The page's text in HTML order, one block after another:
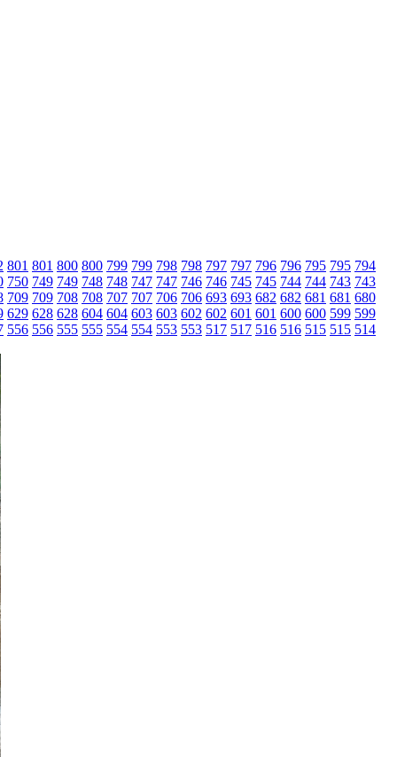
801 801 800 800 799 799 798 798 797 797 796 796 795 795 794
750 749 749 748 748 747 747 746 746 745 745 744 744 743 743
709 709 708 708 707 707 706 706 693 693 682 682 681 681 680
629 628 628 604 604 603 603 602 602 601 601 600 600 599 599
556 556 555 555 554 554 553 553 517 517 516 516 515 515 514